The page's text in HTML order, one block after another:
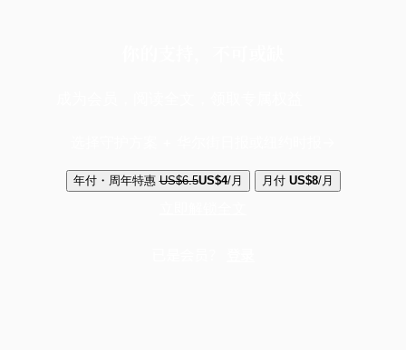
年付・周年特惠 US$6.5US$4/月 月付 US$8/月